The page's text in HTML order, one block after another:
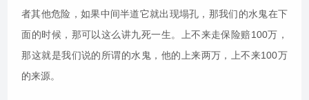
者其他危险，如果中间半道它就出现塌孔，那我们的水鬼在下
面的时候，那可以这么讲九死一生。上不来走保险赔100万，
那这就是我们说的所谓的水鬼，他的上来两万，上不来100万
的来源。